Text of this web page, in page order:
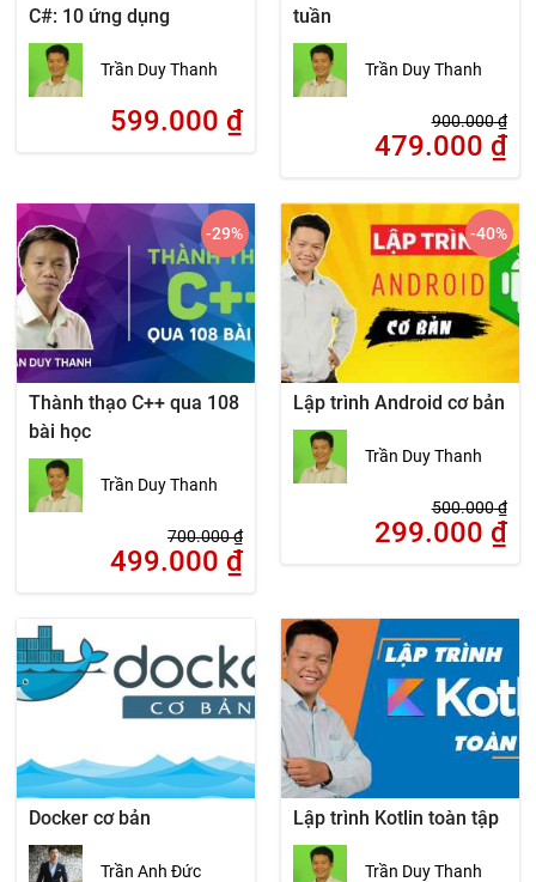
C#: 10 ứng dụng
Trần Duy Thanh
599.000 ₫
tuần
Trần Duy Thanh
900.000₫
479.000 ₫
Thành thạo C++ qua 108
bài học
Trần Duy Thanh
700.000₫
499.000 ₫
-29%
Lập trình Android cơ bản
Trần Duy Thanh
500.000₫
299.000 ₫
-40%
Docker cơ bản
Trần Anh Đức
Lập trình Kotlin toàn tập
Trần Duy Thanh